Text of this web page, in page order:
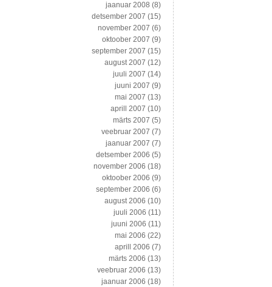
jaanuar 2008 (8)
detsember 2007 (15)
november 2007 (6)
oktoober 2007 (9)
september 2007 (15)
august 2007 (12)
juuli 2007 (14)
juuni 2007 (9)
mai 2007 (13)
aprill 2007 (10)
märts 2007 (5)
veebruar 2007 (7)
jaanuar 2007 (7)
detsember 2006 (5)
november 2006 (18)
oktoober 2006 (9)
september 2006 (6)
august 2006 (10)
juuli 2006 (11)
juuni 2006 (11)
mai 2006 (22)
aprill 2006 (7)
märts 2006 (13)
veebruar 2006 (13)
jaanuar 2006 (18)